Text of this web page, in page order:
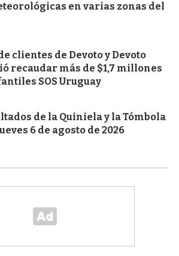
en varias zonas del
clientes de Devoto y Devoto
recaudar más de $1,7 millones
SOS Uruguay
de la Quiniela y la Tómbola
6 de agosto de 2026